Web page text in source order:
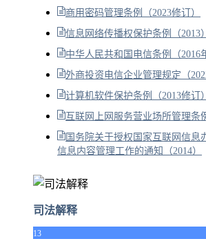
商用密码管理条例（2023修订）
信息网络传播权保护条例（2013）
中华人民共和国电信条例（2016
外商投资电信企业管理规定（
计算机软件保护条例（2013修订）
互联网上网服务营业场所管理条
国务院关于授权国家互联网信息
信息内容管理工作的通知（2014）
司法解释
13